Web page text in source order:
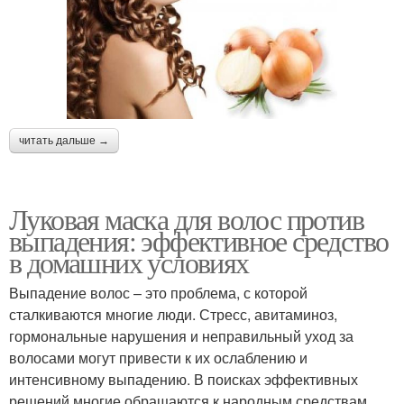
читать дальше →
Луковая маска для волос против
выпадения: эффективное средство
в домашних условиях
Выпадение волос – это проблема, с которой
сталкиваются многие люди. Стресс, авитаминоз,
гормональные нарушения и неправильный уход за
волосами могут привести к их ослаблению и
интенсивному выпадению. В поисках эффективных